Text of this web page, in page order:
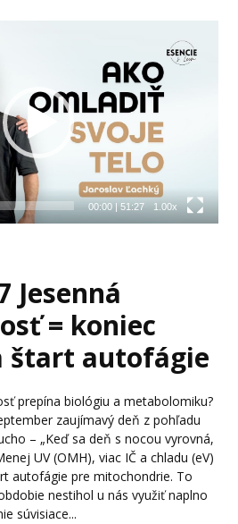
00:00| 51:27 1.00x
Jesenná
= koniec
štart autofágie
prepína biológiu a metabolomiku?
zaujímavý deň z pohľadu
– „Keď sa deň s nocou vyrovná,
UV (OMH), viac IČ a chladu (eV)
autofágie pre mitochondrie. To
nestihol u nás využiť naplno
súvisiace...